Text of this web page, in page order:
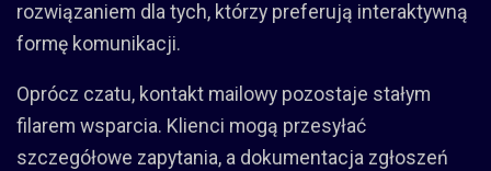
rozwiązaniem dla tych, którzy preferują interaktywną
formę komunikacji.
Oprócz czatu, kontakt mailowy pozostaje stałym
filarem wsparcia. Klienci mogą przesyłać
szczegółowe zapytania, a dokumentacja zgłoszeń